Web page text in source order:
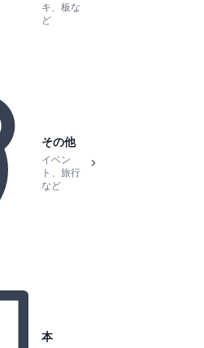
キ、板な
ど
その他
イベン
ト、旅行
など
本